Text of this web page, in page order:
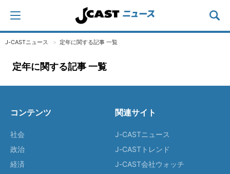
J-CASTニュース 定年に関する記事 一覧
定年に関する記事 一覧
コンテンツ
社会
政治
経済
関連サイト
J-CASTニュース
J-CASTトレンド
J-CAST会社ウォッチ